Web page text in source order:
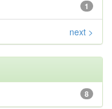
1
next >
8